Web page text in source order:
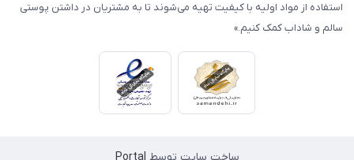
استفاده از مواد اولیه با کیفیت تهیه می‌شوند تا به مشتریان در داشتن پوستی
سالم و شاداب کمک کنیم.»